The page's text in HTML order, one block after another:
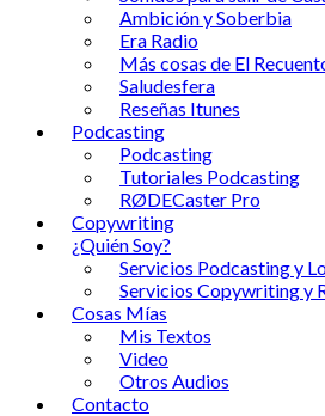
Ambición y Soberbia
Era Radio
Más cosas de El
Saludesfera
Reseñas Itunes
Podcasting
Podcasting
Tutoriales Podcasting
RØDECaster Pro
Copywriting
¿Quién Soy?
Servicios Podcasting y
Servicios Copywriting y
Cosas Mías
Mis Textos
Video
Otros Audios
Contacto